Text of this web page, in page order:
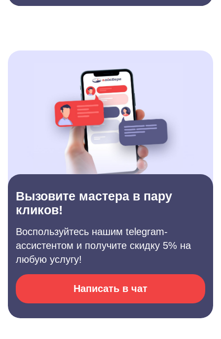
Вызовите мастера в пару
кликов!
Воспользуйтесь нашим telegram-
ассистентом и получите скидку 5% на
любую услугу!
Написать в чат